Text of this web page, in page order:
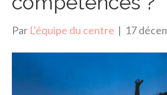
Par L'équipe du centre | 17